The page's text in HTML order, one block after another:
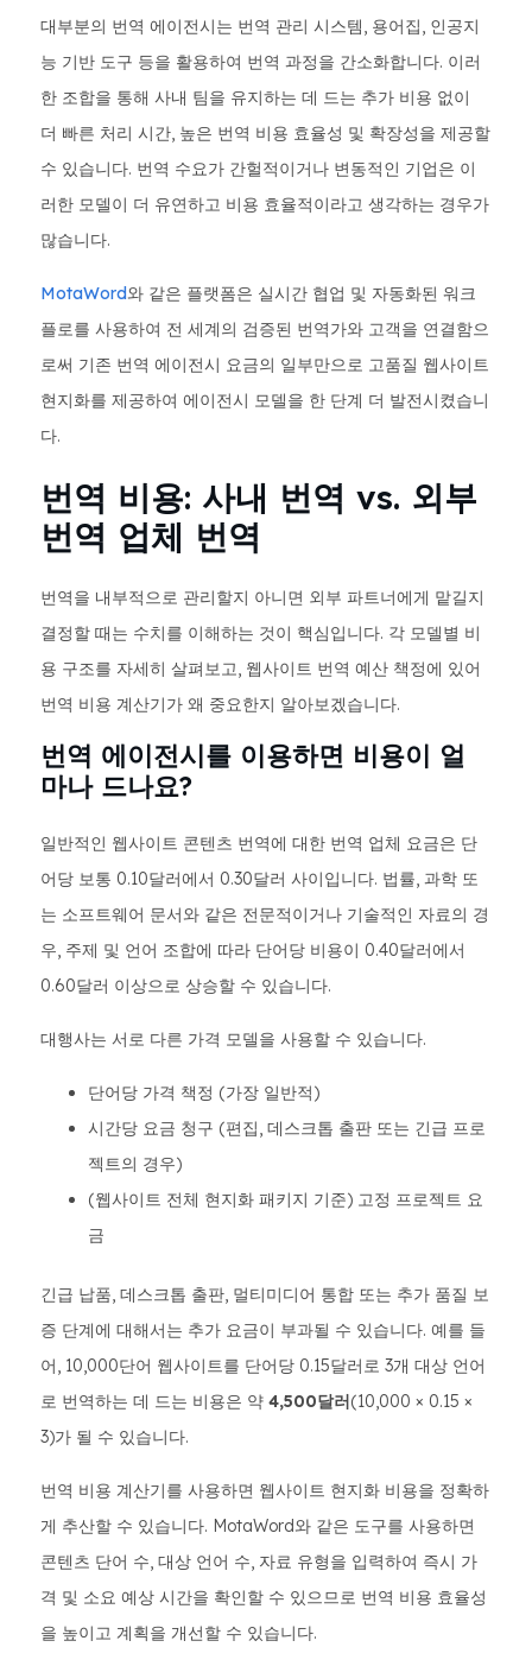
대부분의 번역 에이전시는 번역 관리 시스템, 용어집, 인공지
능 기반 도구 등을 활용하여 번역 과정을 간소화합니다. 이러
한 조합을 통해 사내 팀을 유지하는 데 드는 추가 비용 없이
더 빠른 처리 시간, 높은 번역 비용 효율성 및 확장성을 제공할
수 있습니다. 번역 수요가 간헐적이거나 변동적인 기업은 이
러한 모델이 더 유연하고 비용 효율적이라고 생각하는 경우가
많습니다.
MotaWord와 같은 플랫폼은 실시간 협업 및 자동화된 워크
플로를 사용하여 전 세계의 검증된 번역가와 고객을 연결함으
로써 기존 번역 에이전시 요금의 일부만으로 고품질 웹사이트
현지화를 제공하여 에이전시 모델을 한 단계 더 발전시켰습니
다.
번역 비용: 사내 번역 vs. 외부
번역 업체 번역
번역을 내부적으로 관리할지 아니면 외부 파트너에게 맡길지
결정할 때는 수치를 이해하는 것이 핵심입니다. 각 모델별 비
용 구조를 자세히 살펴보고, 웹사이트 번역 예산 책정에 있어
번역 비용 계산기가 왜 중요한지 알아보겠습니다.
번역 에이전시를 이용하면 비용이 얼
마나 드나요?
일반적인 웹사이트 콘텐츠 번역에 대한 번역 업체 요금은 단
어당 보통 0.10달러에서 0.30달러 사이입니다. 법률, 과학 또
는 소프트웨어 문서와 같은 전문적이거나 기술적인 자료의 경
우, 주제 및 언어 조합에 따라 단어당 비용이 0.40달러에서
0.60달러 이상으로 상승할 수 있습니다.
대행사는 서로 다른 가격 모델을 사용할 수 있습니다.
단어당 가격 책정 (가장 일반적)
시간당 요금 청구 (편집, 데스크톱 출판 또는 긴급 프로
젝트의 경우)
(웹사이트 전체 현지화 패키지 기준) 고정 프로젝트 요
금
긴급 납품, 데스크톱 출판, 멀티미디어 통합 또는 추가 품질 보
증 단계에 대해서는 추가 요금이 부과될 수 있습니다. 예를 들
어, 10,000단어 웹사이트를 단어당 0.15달러로 3개 대상 언어
로 번역하는 데 드는 비용은 약 4,500달러(10,000 × 0.15 ×
3)가 될 수 있습니다.
번역 비용 계산기를 사용하면 웹사이트 현지화 비용을 정확하
게 추산할 수 있습니다. MotaWord와 같은 도구를 사용하면
콘텐츠 단어 수, 대상 언어 수, 자료 유형을 입력하여 즉시 가
격 및 소요 예상 시간을 확인할 수 있으므로 번역 비용 효율성
을 높이고 계획을 개선할 수 있습니다.